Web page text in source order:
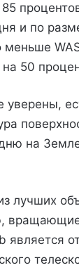
и по
меньше
50
на
лучших
является